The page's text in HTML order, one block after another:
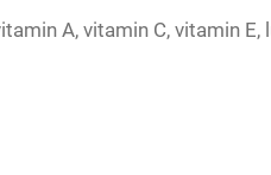
A, vitamin C, vitamin E,